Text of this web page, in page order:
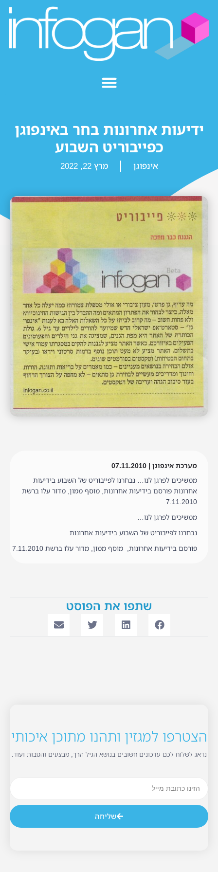
ידיעות אחרונות בחר באינפוגן
כפייבוריט השבוע
אינפוגן מרץ 22, 2022
מערכת אינפוגן | 07.11.2010
ממשיכים לפרגן לנו… נבחרנו לפייבוריט של השבוע בידיעות
אחרונות פורסם בידיעות אחרונות, מוסף ממון, מדור עלו ברשת
7.11.2010
ממשיכים לפרגן לנו…
נבחרנו לפייבוריט של השבוע בידיעות אחרונות
פורסם בידיעות אחרונות, מוסף ממון, מדור עלו ברשת 7.11.2010
שתפו את הפוסט
הצטרפו למגזין ותהנו מתוכן איכותי
נדאג לשלוח לכם עדכונים חשובים בנושא הגיל הרך, מבצעים והטבות ועוד.
שליחה